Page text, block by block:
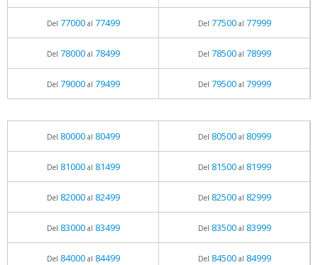
Del 77000al 77499 Del 77500al 77999
Del 78000al 78499 Del 78500al 78999
Del 79000al 79499 Del 79500al 79999
Del 80000al 80499 Del 80500al 80999
Del 81000al 81499 Del 81500al 81999
Del 82000al 82499 Del 82500al 82999
Del 83000al 83499 Del 83500al 83999
Del 84000al 84499 Del 84500al 84999